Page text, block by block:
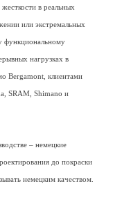
в реальных
или экстремальных
функциональному
нагрузках в
Bergamont, клиентами
SRAM, Shimano и
– немецкие
до покраски
немецким качеством.